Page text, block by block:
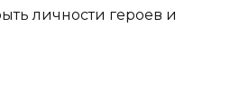
личности героев и